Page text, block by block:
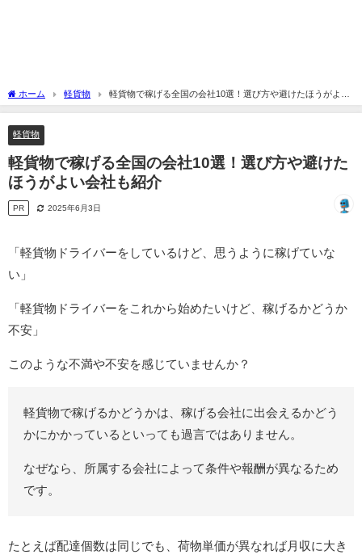
ホーム 軽貨物
軽貨物で稼げる全国の会社10選！選び方や避けたほうがよい
会社も紹介
軽貨物
軽貨物で稼げる全国の会社10選！選び方や避けた
ほうがよい会社も紹介
PR 2025年6月3日
「軽貨物ドライバーをしているけど、思うように稼げていな
い」
「軽貨物ドライバーをこれから始めたいけど、稼げるかどうか
不安」
このような不満や不安を感じていませんか？
軽貨物で稼げるかどうかは、稼げる会社に出会えるかどう
かにかかっているといっても過言ではありません。
なぜなら、所属する会社によって条件や報酬が異なるため
です。
たとえば配達個数は同じでも、荷物単価が異なれば月収に大き